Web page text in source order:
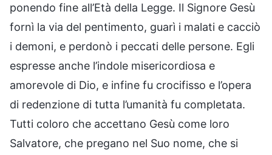
ponendo fine all’Età della Legge. Il Signore Gesù
fornì la via del pentimento, guarì i malati e cacciò
i demoni, e perdonò i peccati delle persone. Egli
espresse anche l’indole misericordiosa e
amorevole di Dio, e infine fu crocifisso e l’opera
di redenzione di tutta l’umanità fu completata.
Tutti coloro che accettano Gesù come loro
Salvatore, che pregano nel Suo nome, che si